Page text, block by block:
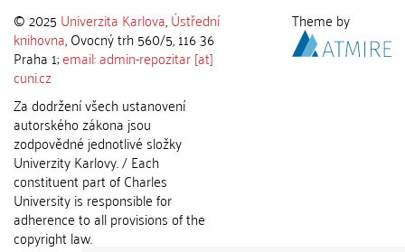
© 2025 Univerzita Karlova,Ústřední
knihovna, Ovocný trh 560/5, 116 36
Praha 1;email: admin-repozitar [at]
cuni.cz
Za dodržení všech ustanovení
autorského zákona jsou
zodpovědné jednotlivé složky
Univerzity Karlovy. / Each
constituent part of Charles
University is responsible for
adherence to all provisions of the
copyright law.
Theme by